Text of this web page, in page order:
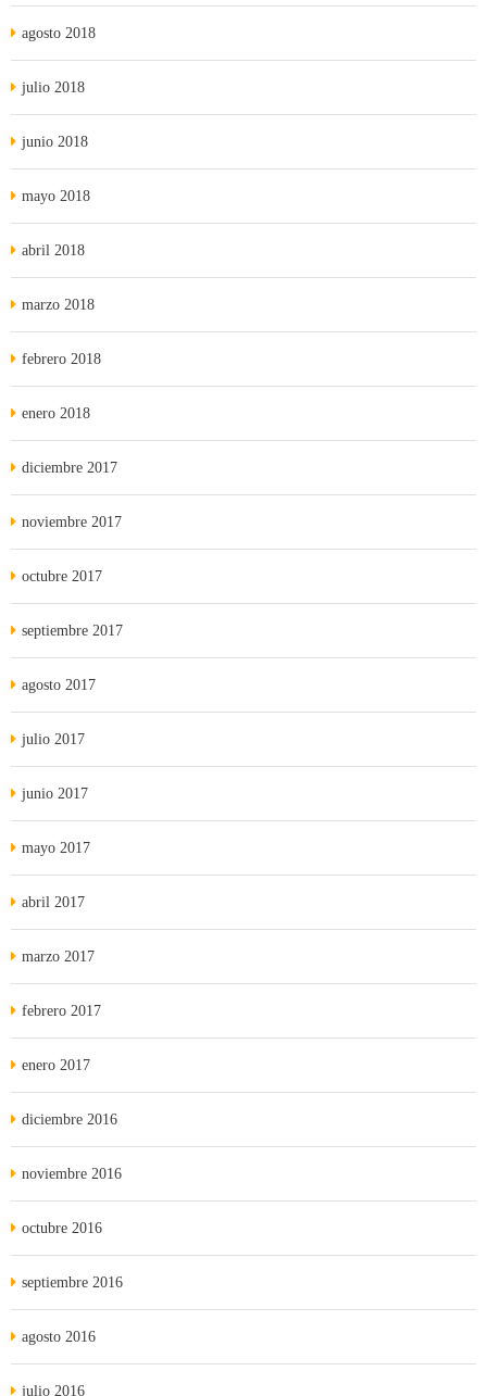
agosto 2018
julio 2018
junio 2018
mayo 2018
abril 2018
marzo 2018
febrero 2018
enero 2018
diciembre 2017
noviembre 2017
octubre 2017
septiembre 2017
agosto 2017
julio 2017
junio 2017
mayo 2017
abril 2017
marzo 2017
febrero 2017
enero 2017
diciembre 2016
noviembre 2016
octubre 2016
septiembre 2016
agosto 2016
julio 2016